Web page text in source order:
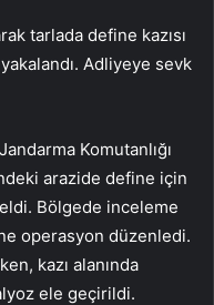
tarlada define kazısı
Adliyeye sevk
Komutanlığı
arazide define için
Bölgede inceleme
operasyon düzenledi.
kazı alanında
ele geçirildi.